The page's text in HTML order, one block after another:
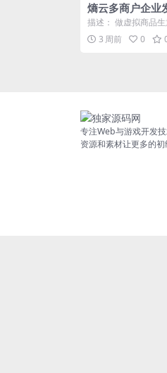
熵云多商户企业
1.6.8
描述： 做虚拟商品
“偏科”——卖卡密很
瞎；单店能跑，多...
3 周前 0
专注Web与游戏开发
资源和素材让更多的